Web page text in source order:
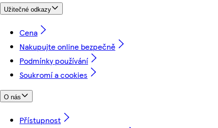
Užitečné odkazy
Cena
Nakupujte online bezpečně
Podmínky používání
Soukromí a cookies
O nás
Přístupnost